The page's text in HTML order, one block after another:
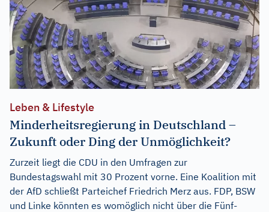
Leben & Lifestyle
Minderheitsregierung in Deutschland –
Zukunft oder Ding der Unmöglichkeit?
Zurzeit liegt die CDU in den Umfragen zur
Bundestagswahl mit 30 Prozent vorne. Eine Koalition mit
der AfD schließt Parteichef Friedrich Merz aus. FDP, BSW
und Linke könnten es womöglich nicht über die Fünf-